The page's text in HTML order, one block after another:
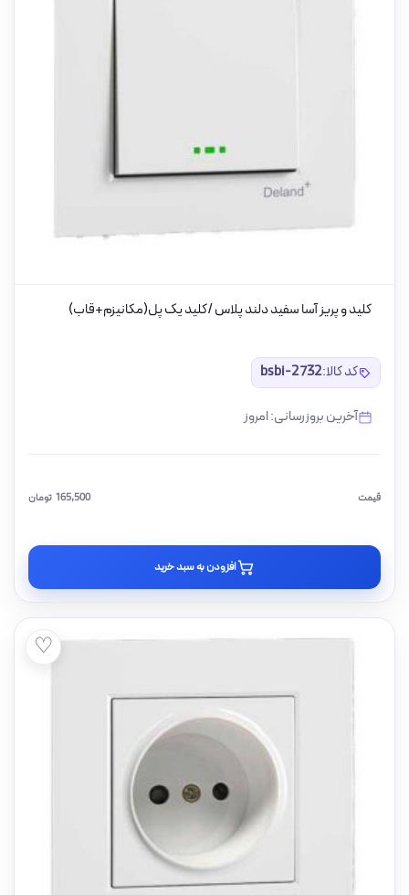
کلید و پریز آسا سفید دلند پلاس /کلید یک پل(مکانیزم+قاب)
کد کالا:bsbi-2732
آخرین بروزرسانی: امروز
قیمت تومان 165,500
افزودن به سبد خرید
♡